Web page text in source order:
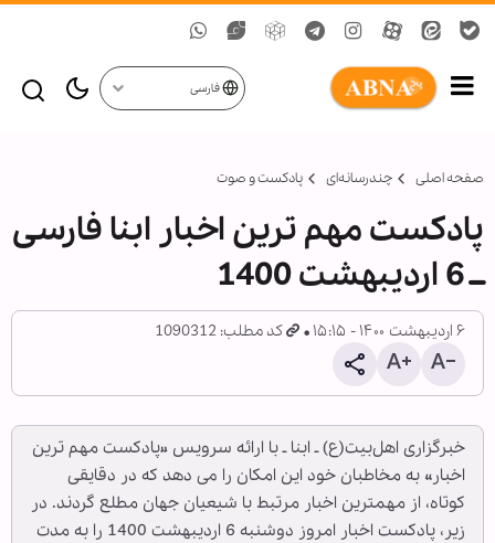
فارسی
صفحه اصلی چندرسانه‌ای پادکست و صوت
پادکست مهم ترین اخبار ابنا فارسی
ــ 6 اردیبهشت 1400
۶ اردیبهشت ۱۴۰۰ - ۱۵:۱۵ کد مطلب: 1090312
خبرگزاری اهل‌بیت(ع) ـ ابنا ـ با ارائه سرویس «پادکست مهم ترین
اخبار» به مخاطبان خود این امکان را می دهد که در دقایقی
کوتاه، از مهمترین اخبار مرتبط با شیعیان جهان مطلع گردند. در
زیر، پادکست اخبار امروز دوشنبه 6 اردیبهشت 1400 را به مدت